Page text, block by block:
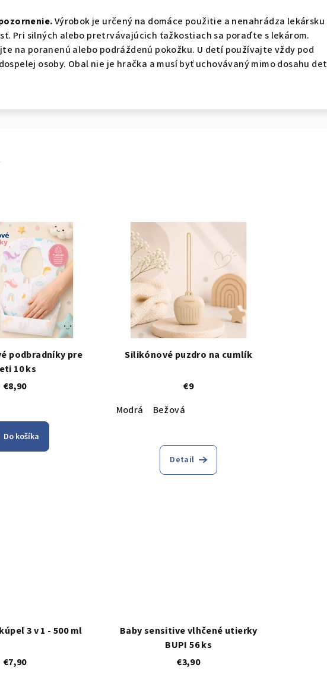
Výrobok je určený na domáce použitie a nenahrádza lekársku
Pri silných alebo pretrvávajúcich ťažkostiach sa poraďte s lekárom.
na poranenú alebo podráždenú pokožku. U detí používajte vždy pod
osoby. Obal nie je hračka a musí byť uchovávaný mimo dosahu
podbradníky pre
10 ks
€8,90
Do košíka
Silikónové puzdro na cumlík
€9
Modrá
Bežová
Detail
3 v 1 - 500 ml
€7,90
Baby sensitive vlhčené utierky
BUPI 56 ks
€3,90